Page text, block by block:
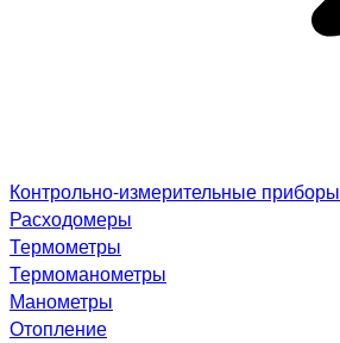
Контрольно-измерительные приборы
Расходомеры
Термометры
Термоманометры
Манометры
Отопление